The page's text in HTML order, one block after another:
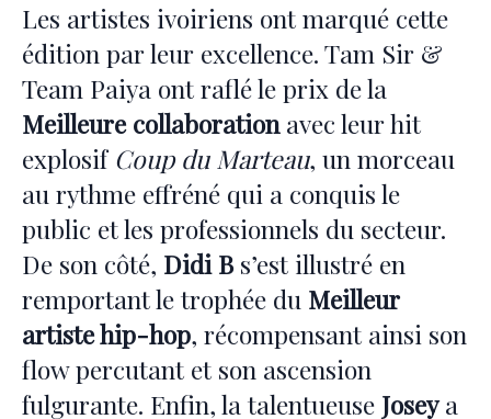
Les artistes ivoiriens ont marqué cette
édition par leur excellence. Tam Sir &
Team Paiya ont raflé le prix de la
Meilleure collaborationavec leur hit
explosifCoup du Marteau, un morceau
au rythme effréné qui a conquis le
public et les professionnels du secteur.
De son côté, Didi Bs’est illustré en
remportant le trophée du Meilleur
artiste hip-hop, récompensant ainsi son
flow percutant et son ascension
fulgurante. Enfin, la talentueuse Joseya